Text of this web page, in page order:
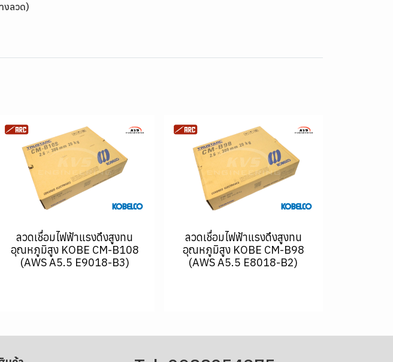
งลวด)
ลวดเชื่อมไฟฟ้าแรงดึงสูงทน
อุณหภูมิสูง KOBE CM-B108
(AWS A5.5 E9018-B3)
ลวดเชื่อมไฟฟ้าแรงดึงสูงทน
อุณหภูมิสูง KOBE CM-B98
(AWS A5.5 E8018-B2)